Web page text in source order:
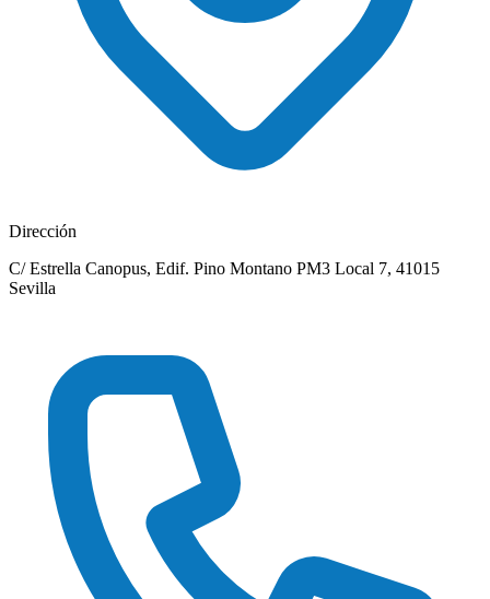
Dirección
C/ Estrella Canopus, Edif. Pino Montano PM3 Local 7, 41015
Sevilla